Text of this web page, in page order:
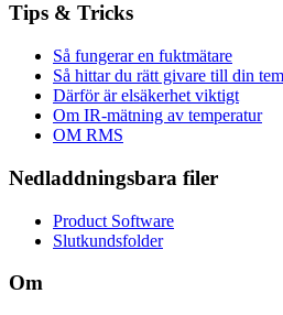
Tips & Tricks
Så fungerar en fuktmätare
Så hittar du rätt givare till din
Därför är elsäkerhet viktigt
Om IR-mätning av temperatur
OM RMS
Nedladdningsbara filer
Product Software
Slutkundsfolder
Om